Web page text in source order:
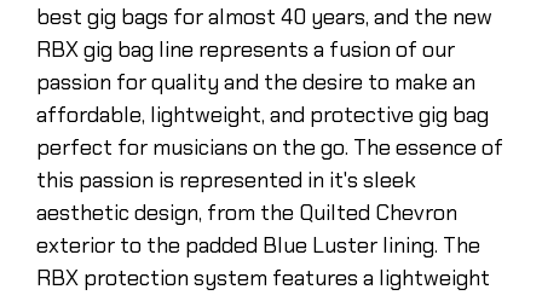
best gig bags for almost 40 years, and the new
RBX gig bag line represents a fusion of our
passion for quality and the desire to make an
affordable, lightweight, and protective gig bag
perfect for musicians on the go. The essence of
this passion is represented in it's sleek
aesthetic design, from the Quilted Chevron
exterior to the padded Blue Luster lining. The
RBX protection system features a lightweight